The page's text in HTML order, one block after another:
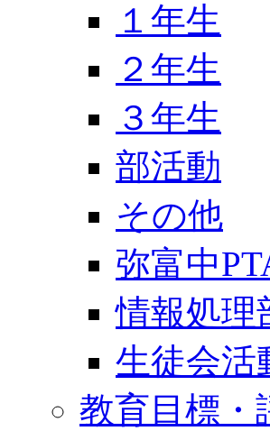
１年生
２年生
３年生
部活動
その他
弥富中
情報処理
生徒会活
教育目標・